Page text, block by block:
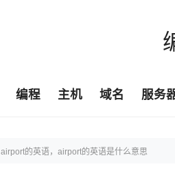
编程 主机 域名 服务
airport的英语，airport的英语是什么意思